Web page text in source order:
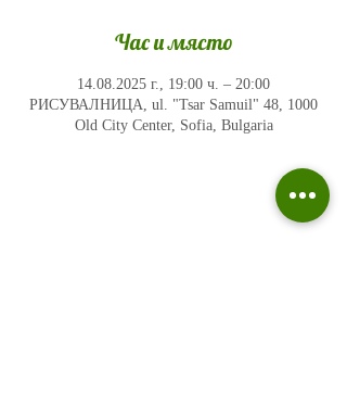
Час и място
14.08.2025 г., 19:00 ч. – 20:00
РИСУВАЛНИЦА, ul. "Tsar Samuil" 48, 1000
Old City Center, Sofia, Bulgaria